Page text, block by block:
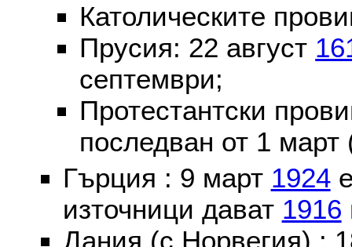
Католическите
Прусия: 22 август
септември;
Протестантски
последван от 1 март
Гърция : 9 март 1924е
източници дават 1916
Дания (с Норвегия) :